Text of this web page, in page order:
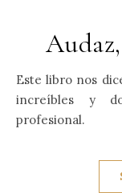
Este libro nos dice es una guía para conseguir objetivos
increíbles y
profesional.